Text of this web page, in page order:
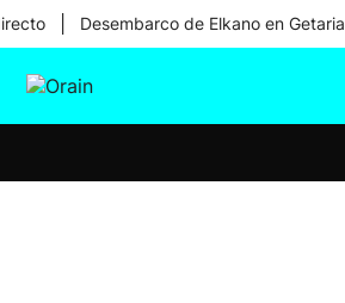
Desembarco de Elkano en Getaria